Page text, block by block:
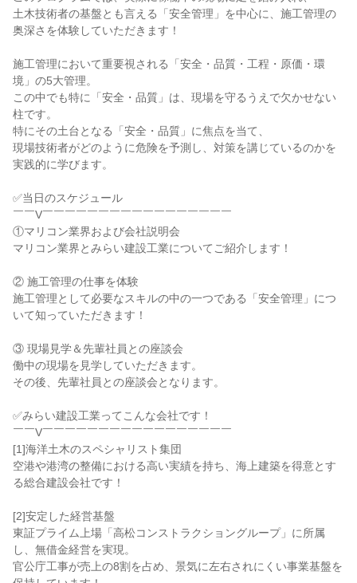
土木技術者の基盤とも言える「安全管理」を中心に、施工管理の
奥深さを体験していただきます！
施工管理において重要視される「安全・品質・工程・原価・環
境」の5大管理。
この中でも特に「安全・品質」は、現場を守るうえで欠かせない
柱です。
特にその土台となる「安全・品質」に焦点を当て、
現場技術者がどのように危険を予測し、対策を講じているのかを
実践的に学びます。
✅当日のスケジュール
￣￣V￣￣￣￣￣￣￣￣￣￣￣￣￣￣￣￣￣
①マリコン業界および会社説明会
マリコン業界とみらい建設工業についてご紹介します！
② 施工管理の仕事を体験
施工管理として必要なスキルの中の一つである「安全管理」につ
いて知っていただきます！
③ 現場見学＆先輩社員との座談会
働中の現場を見学していただきます。
その後、先輩社員との座談会となります。
✅みらい建設工業ってこんな会社です！
￣￣V￣￣￣￣￣￣￣￣￣￣￣￣￣￣￣￣￣
[1]海洋土木のスペシャリスト集団
空港や港湾の整備における高い実績を持ち、海上建築を得意とす
る総合建設会社です！
[2]安定した経営基盤
東証プライム上場「高松コンストラクショングループ」に所属
し、無借金経営を実現。
官公庁工事が売上の8割を占め、景気に左右されにくい事業基盤を